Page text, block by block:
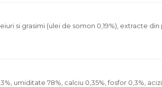
si grasimi (ulei de somon 0,19%), extracte
umiditate 78%, calciu 0,35%, fosfor 0,3%, acizi